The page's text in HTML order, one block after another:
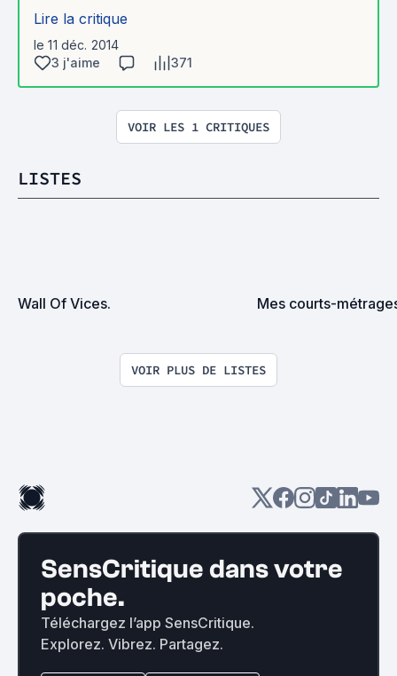
Lire la critique
le 11 déc. 2014
3 j'aime
371
VOIR LES 1 CRITIQUES
LISTES
Wall Of Vices. Mes courts-
VOIR PLUS DE LISTES
SensCritique dans votre
poche.
Téléchargez l’app SensCritique.
Explorez. Vibrez. Partagez.